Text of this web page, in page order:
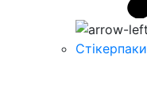
Стікерпаки